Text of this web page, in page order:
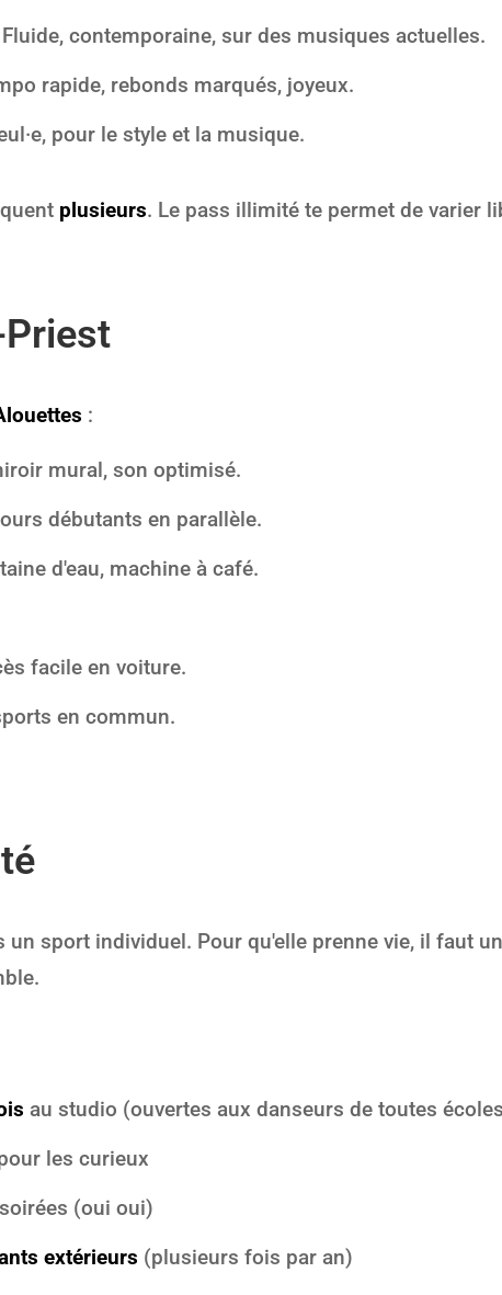
contemporaine, sur des musiques actuelles.
rapide, rebonds marqués, joyeux.
pour le style et la musique.
plusieurs. Le pass illimité te permet de varier
:
mural, son optimisé.
débutants en parallèle.
d'eau, machine à café.
facile en voiture.
en commun.
un sport individuel. Pour qu'elle prenne vie, il faut
au studio (ouvertes aux danseurs de toutes
les curieux
(oui oui)
extérieurs (plusieurs fois par an)